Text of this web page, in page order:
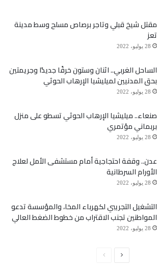
مقتل شيخ قبلي وتاجر برصاص مسلح وسط مدينة
تعز
28 يوليو، 2022
الساحل الغربي.. اثنان وستون خرقًا جديدًا وجريمتين
بحق المدنيين لميليشيا الإرهاب الحوثي
28 يوليو، 2022
صنعاء.. ميليشيا الإرهاب الحوثي تسطو على منزل
بربماني مؤتمري
28 يوليو، 2022
عدن.. وقفة احتجاجية أمام مستشفى الأمل لعلاج
الأورام السرطانية
28 يوليو، 2022
التشغيل التجريبي لكهرباء المخا، والمؤسسة تدعو
المواطنين تجنب الاقتراب من خطوط الضغط العالي
28 يوليو، 2022
الصفحةالصفحة